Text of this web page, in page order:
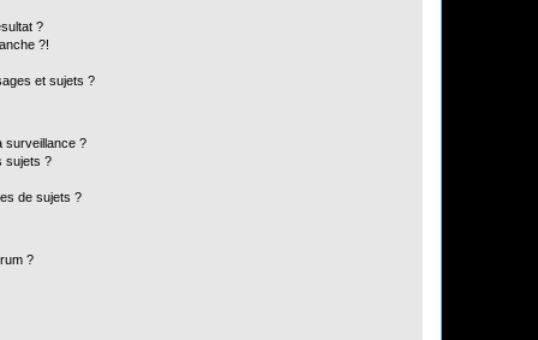
?
?!
et sujets ?
surveillance ?
sujets ?
de sujets ?
?